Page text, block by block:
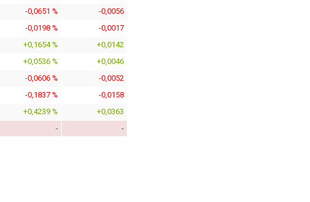
-0,0651 %
-0,0056
-0,0198 %
-0,0017
+0,1654 %
+0,0142
+0,0536 %
+0,0046
-0,0606 %
-0,0052
-0,1837 %
-0,0158
+0,4239 %
+0,0363
- -